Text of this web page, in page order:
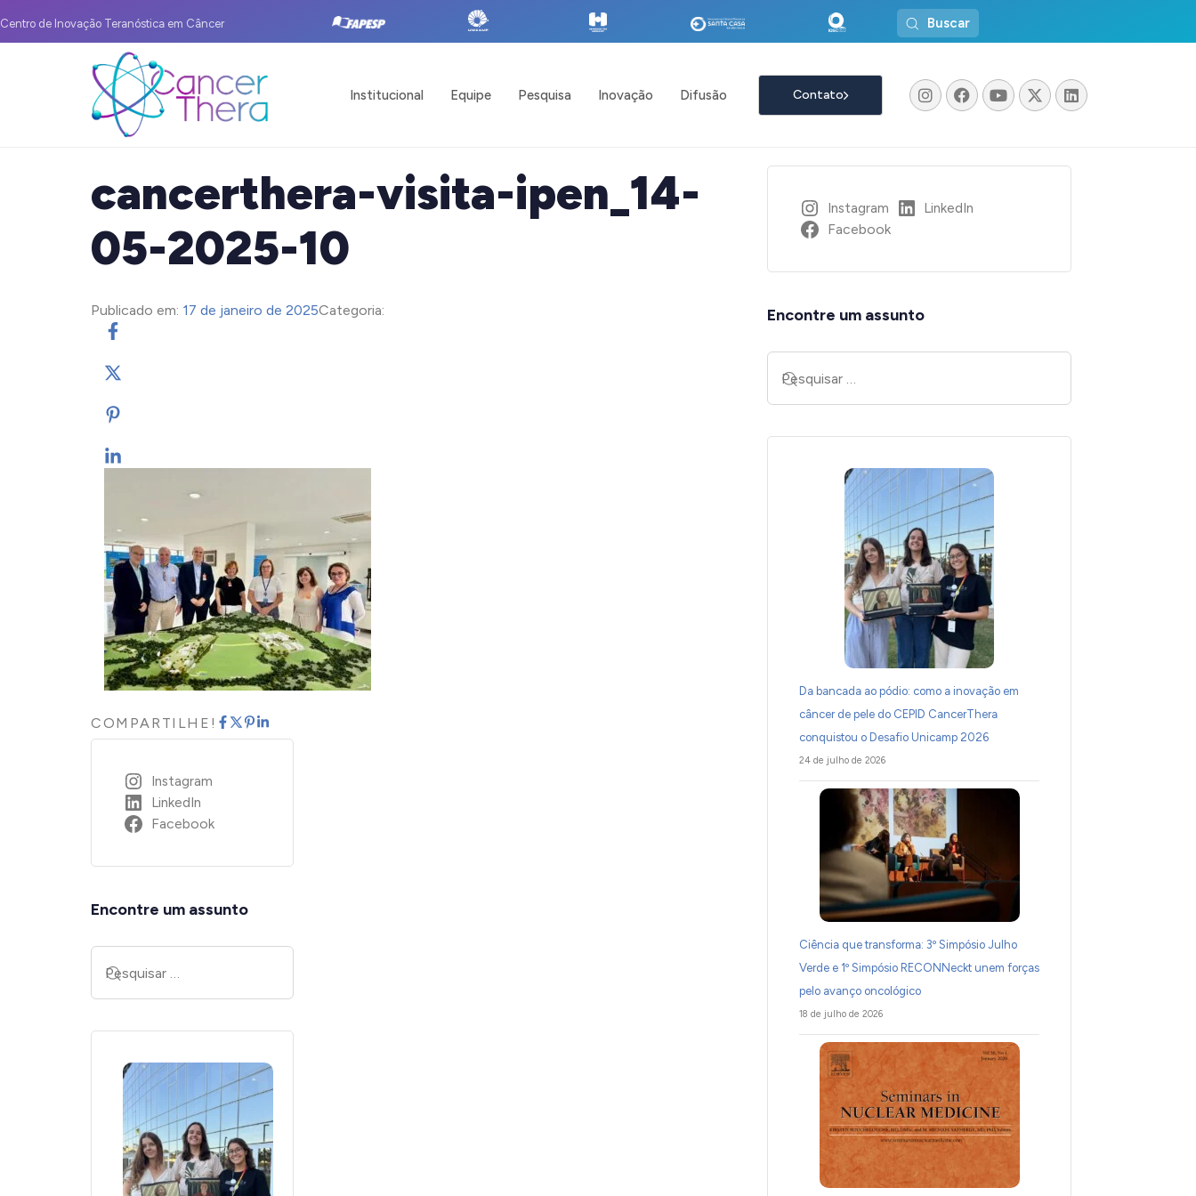
Centro de Inovação Teranóstica em Câncer Buscar
Institucional Equipe Pesquisa Inovação Difusão Contato
cancerthera-visita-ipen_14-
05-2025-10
Publicado em: 17 de janeiro de 2025Categoria:
COMPARTILHE!
Instagram
LinkedIn
Facebook
Encontre um assunto
Instagram
LinkedIn
Facebook
Encontre um assunto
Da bancada ao pódio: como a inovação em
câncer de pele do CEPID CancerThera
conquistou o Desafio Unicamp 2026
24 de julho de 2026
Ciência que transforma: 3º Simpósio Julho
Verde e 1º Simpósio RECONNeckt unem forças
pelo avanço oncológico
18 de julho de 2026